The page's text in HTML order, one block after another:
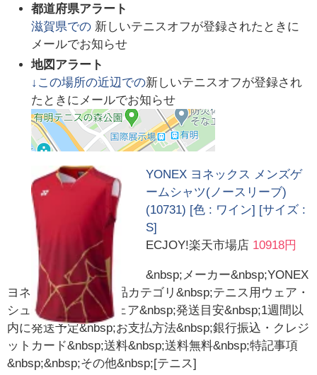
都道府県アラート
滋賀県での 新しいテニスオフが登録されたときに
メールでお知らせ
地図アラート
↓この場所の近辺での新しいテニスオフが登録され
たときにメールでお知らせ
YONEX ヨネックス メンズゲ
ームシャツ(ノースリーブ)
(10731) [色 : ワイン] [サイズ :
S]
ECJOY!楽天市場店 10918円
&nbsp;メーカー&nbsp;YONEX
ヨネックス&nbsp;商品カテゴリ&nbsp;テニス用ウェア・
シューズ＞メンズウェア&nbsp;発送目安&nbsp;1週間以
内に発送予定&nbsp;お支払方法&nbsp;銀行振込・クレジ
ットカード&nbsp;送料&nbsp;送料無料&nbsp;特記事項
&nbsp;&nbsp;その他&nbsp;[テニス]